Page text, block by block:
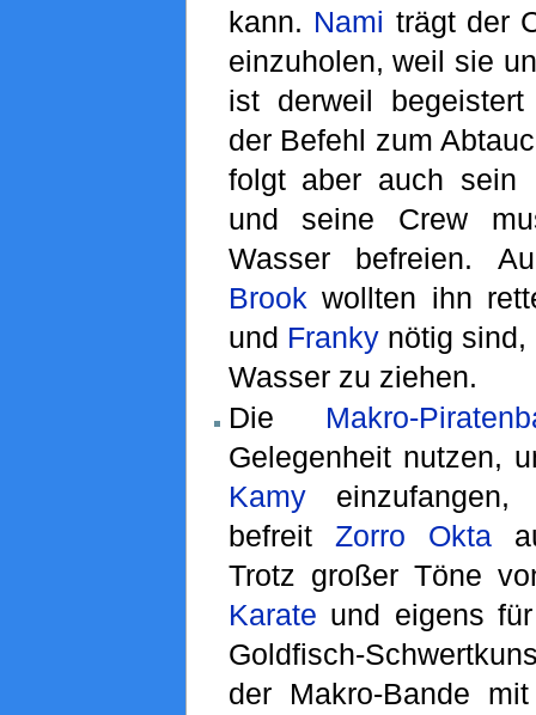
kann. Nami trägt der
einzuholen, weil sie
ist derweil
der Befehl zum
folgt aber auch sein
und seine Crew
Wasser befreien.
Brook wollten ihn
und Frankynötig sind,
Wasser zu ziehen.
Die Makro-
Gelegenheit nutzen,
Kamyeinzufangen,
befreit Zorro Okta
Trotz großer Töne
Karate und eigens
Goldfisch-
der Makro-Bande